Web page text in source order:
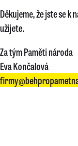
Děkujeme, že jste se k
užijete.
Za tým Paměti národa
Eva Končalová